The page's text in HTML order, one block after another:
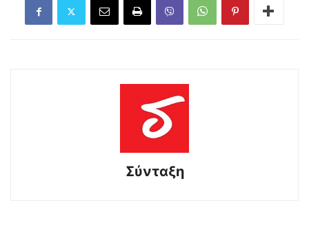
Σύνταξη